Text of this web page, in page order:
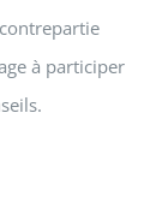
à participer